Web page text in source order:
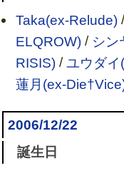
Taka(ex-Relude)
ELQROW)/ シン
RISIS)/ユウダ
蓮月(ex-
2006/12/22
誕生日